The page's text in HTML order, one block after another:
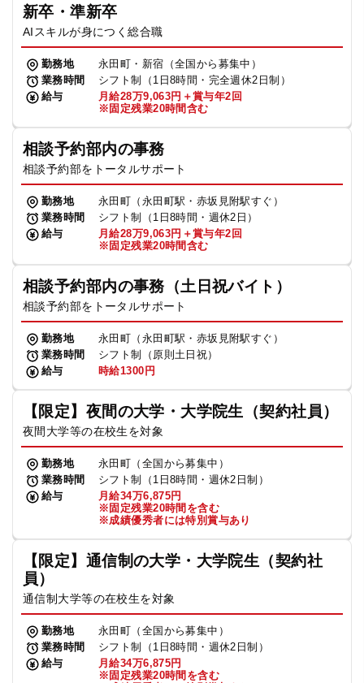
新卒・準新卒
AIスキルが身につく総合職
勤務地
永田町・新宿（全国から募集中）
業務時間
シフト制（1日8時間・完全週休2日制）
給与
月給28万9,063円＋賞与年2回
※固定残業20時間含む
相談予約部内の事務
相談予約部をトータルサポート
勤務地
永田町（永田町駅・赤坂見附駅すぐ）
業務時間
シフト制（1日8時間・週休2日）
給与
月給28万9,063円＋賞与年2回
※固定残業20時間含む
相談予約部内の事務（土日祝バイト）
相談予約部をトータルサポート
勤務地
永田町（永田町駅・赤坂見附駅すぐ）
業務時間
シフト制（原則土日祝）
給与
時給1300円
【限定】夜間の大学・大学院生（契約社員）
夜間大学等の在校生を対象
勤務地
永田町（全国から募集中）
業務時間
シフト制（1日8時間・週休2日制）
給与
月給34万6,875円
※固定残業20時間を含む
※成績優秀者には特別賞与あり
【限定】通信制の大学・大学院生（契約社
員）
通信制大学等の在校生を対象
勤務地
永田町（全国から募集中）
業務時間
シフト制（1日8時間・週休2日制）
給与
月給34万6,875円
※固定残業20時間を含む